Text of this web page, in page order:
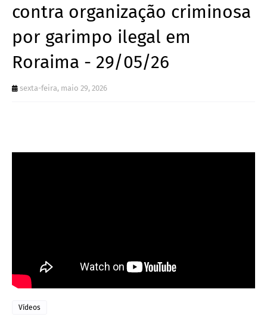
contra organização criminosa
por garimpo ilegal em
Roraima - 29/05/26
sexta-feira, maio 29, 2026
Vídeos